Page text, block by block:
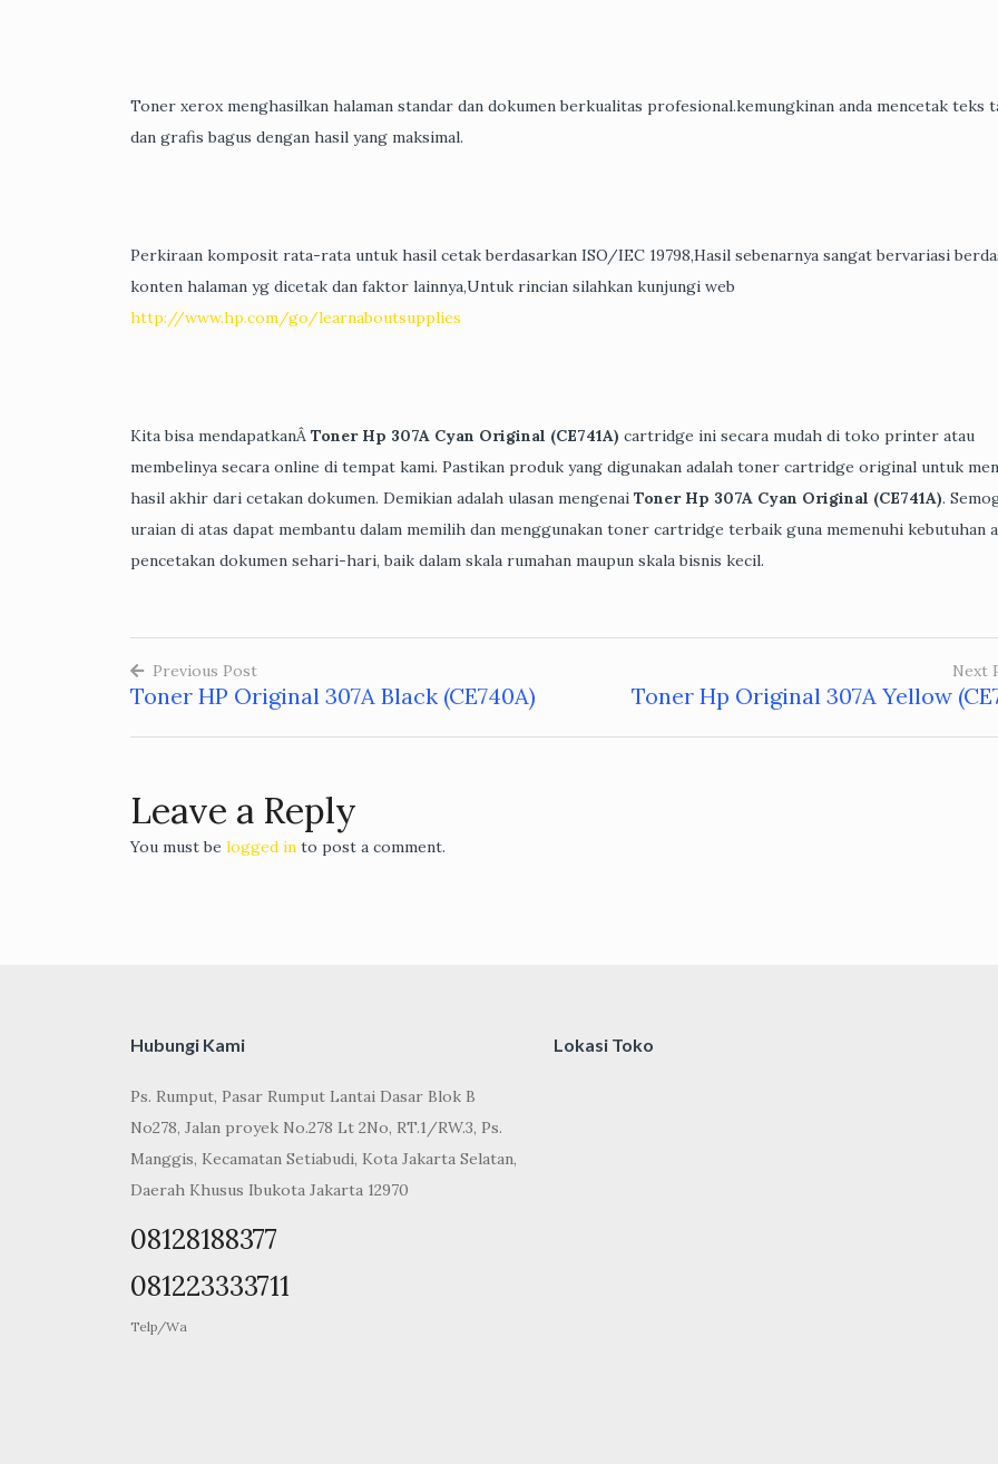
Toner xerox menghasilkan halaman standar dan dokumen berkualitas profesional.kemungkinan anda mencetak teks
dan grafis bagus dengan hasil yang maksimal.
Perkiraan komposit rata-rata untuk hasil cetak berdasarkan ISO/IEC 19798,Hasil sebenarnya sangat bervariasi
konten halaman yg dicetak dan faktor lainnya,Untuk rincian silahkan kunjungi web
http://www.hp.com/go/learnaboutsupplies
Kita bisa mendapatkanÂ Toner Hp 307A Cyan Original (CE741A) cartridge ini secara mudah di toko printer atau
membelinya secara online di tempat kami. Pastikan produk yang digunakan adalah toner cartridge original untuk
hasil akhir dari cetakan dokumen. Demikian adalah ulasan mengenai Toner Hp 307A Cyan Original (CE741A).
uraian di atas dapat membantu dalam memilih dan menggunakan toner cartridge terbaik guna memenuhi kebutuhan
pencetakan dokumen sehari-hari, baik dalam skala rumahan maupun skala bisnis kecil.
Post
navigation
Previous Post
Toner HP Original 307A Black (CE740A)
Next
Toner Hp Original 307A Yellow
Leave a Reply
You must be logged in to post a comment.
Hubungi Kami
Ps. Rumput, Pasar Rumput Lantai Dasar Blok B
No278, Jalan proyek No.278 Lt 2No, RT.1/RW.3, Ps.
Manggis, Kecamatan Setiabudi, Kota Jakarta Selatan,
Daerah Khusus Ibukota Jakarta 12970
08128188377
081223333711
Telp/Wa
Lokasi Toko